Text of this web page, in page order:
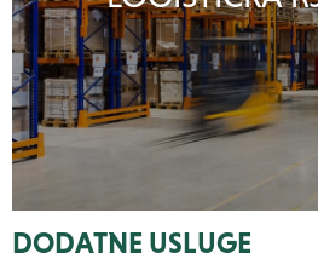
DODATNE USLUGE